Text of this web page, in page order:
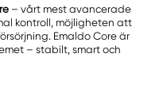
– vårt mest avancerade
kontroll, möjligheten att
Emaldo Core är
– stabilt, smart och